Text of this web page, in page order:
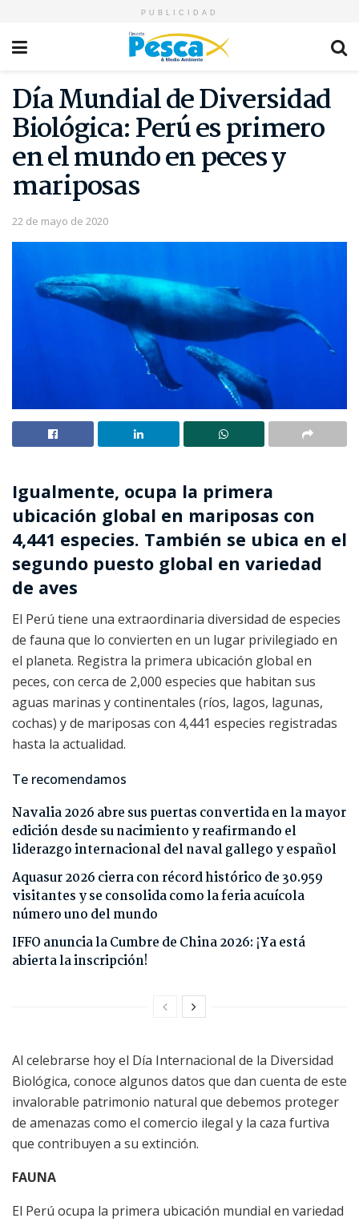
PUBLICIDAD
Día Mundial de Diversidad
Biológica: Perú es primero
en el mundo en peces y
mariposas
22 de mayo de 2020
Igualmente, ocupa la primera
ubicación global en mariposas con
4,441 especies. También se ubica en el
segundo puesto global en variedad
de aves
El Perú tiene una extraordinaria diversidad de especies
de fauna que lo convierten en un lugar privilegiado en
el planeta. Registra la primera ubicación global en
peces, con cerca de 2,000 especies que habitan sus
aguas marinas y continentales (ríos, lagos, lagunas,
cochas) y de mariposas con 4,441 especies registradas
hasta la actualidad.
Te recomendamos
Navalia 2026 abre sus puertas convertida en la mayor
edición desde su nacimiento y reafirmando el
liderazgo internacional del naval gallego y español
Aquasur 2026 cierra con récord histórico de 30.959
visitantes y se consolida como la feria acuícola
número uno del mundo
IFFO anuncia la Cumbre de China 2026: ¡Ya está
abierta la inscripción!
Al celebrarse hoy el Día Internacional de la Diversidad
Biológica, conoce algunos datos que dan cuenta de este
invalorable patrimonio natural que debemos proteger
de amenazas como el comercio ilegal y la caza furtiva
que contribuyen a su extinción.
FAUNA
El Perú ocupa la primera ubicación mundial en variedad